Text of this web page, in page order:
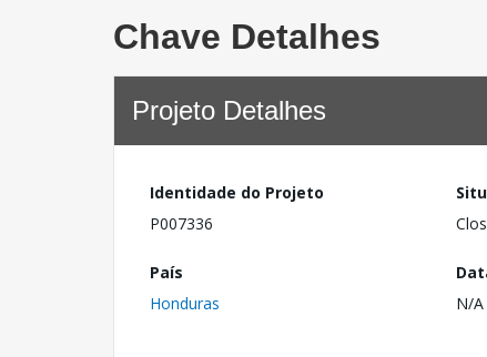
Chave Detalhes
Projeto Detalhes
Identidade do Projeto
P007336
País
Honduras
N/A